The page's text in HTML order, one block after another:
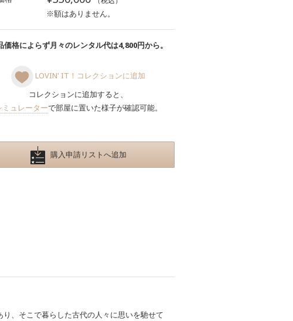
※額はありません。
価格によらず月々のレンタル代は4,800円から。
LOVIN' IT！コレクションに追加
コレクションに追加すると、
ミュレーターで部屋に置いた様子が確認可能。
購入申請リストへ追加
、そこで暮らした古代の人々に思いを馳せて